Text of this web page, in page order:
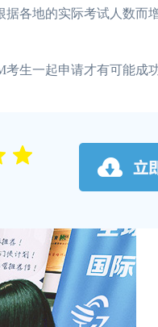
各地的实际考试人数而
生一起申请才有可能成